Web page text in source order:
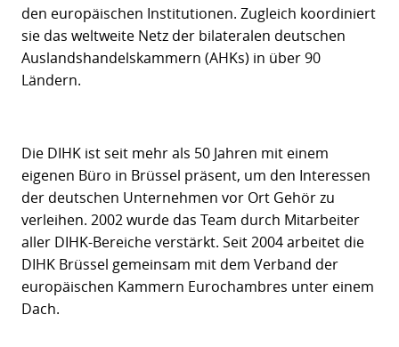
den europäischen Institutionen. Zugleich koordiniert
sie das weltweite Netz der bilateralen deutschen
Auslandshandelskammern (AHKs) in über 90
Ländern.
Die DIHK ist seit mehr als 50 Jahren mit einem
eigenen Büro in Brüssel präsent, um den Interessen
der deutschen Unternehmen vor Ort Gehör zu
verleihen. 2002 wurde das Team durch Mitarbeiter
aller DIHK-Bereiche verstärkt. Seit 2004 arbeitet die
DIHK Brüssel gemeinsam mit dem Verband der
europäischen Kammern Eurochambres unter einem
Dach.